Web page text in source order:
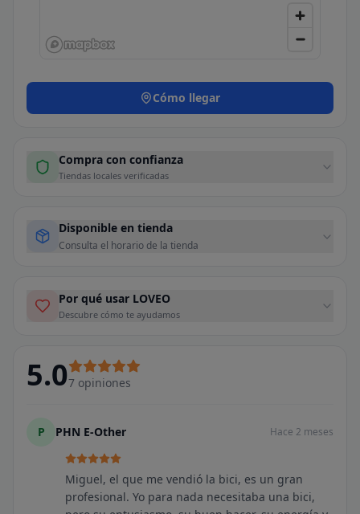
Cómo llegar
Compra con confianza
Tiendas locales verificadas
Disponible en tienda
Consulta el horario de la tienda
Por qué usar LOVEO
Descubre cómo te ayudamos
5.07 opiniones
P PHN E-Other Hace 2 meses
Miguel, el que me vendió la bici, es un gran
profesional. Yo para nada necesitaba una bici,